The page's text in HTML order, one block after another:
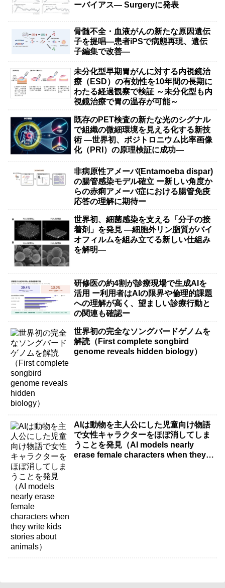
ーバイアス— Surgeryに発表
骨髄不全・血液がんの新たな原因遺伝
子を提唱―患者iPSで病態再現、遺伝
子編集で改善―
未分化型早期胃がんに対する内視鏡治
療（ESD）の有効性を10年間の長期に
わたる経過観察で検証 ～未分化型も内
視鏡治療で胃の温存が可能～
既存のPET検査の新たな光のシグナル
で組織の微細環境を見える化する新技
術 ―世界初、ポジトロニウム比率画像
化（PRI）の原理検証に成功―
非病原性アメーバ(Entamoeba dispar)
の腸管感染モデル確立 ー新しい角度か
らの赤痢アメーバ症における腸管免疫
応答の理解に期待ー
世界初、細菌感染を支える「分子の接
着剤」を発見 ―細胞外リン脂質がバイ
オフィルムを組み立てる新しい仕組み
を解明―
研修医の約4割が診療現場で生成AIを
活用 ー利用者はAIの限界や倫理的課題
への理解が高く、望ましい診療行動と
の関連も確認ー
世界初の完全なソングバードゲノムを
解読（First complete songbird
genome reveals hidden biology）
AIは動物を主人公にした児童向け物語
で女性キャラクターをほぼ消してしま
うことを発見（AI models nearly
erase female characters when they